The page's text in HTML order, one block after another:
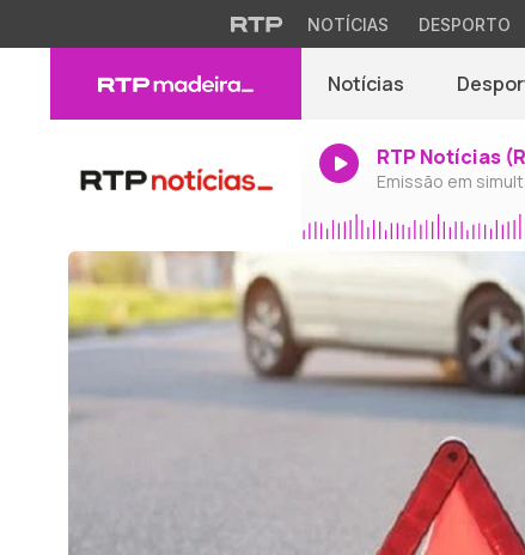
NOTÍCIAS DESPORTO
Notícias
RTP Notícias
Emissão em